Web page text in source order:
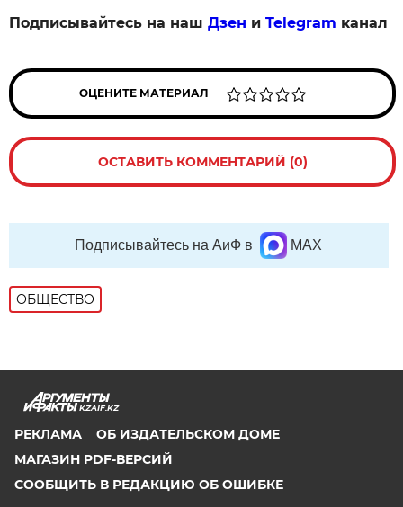
Подписывайтесь на нашДзен иTelegram канал
ОЦЕНИТЕ МАТЕРИАЛ
ОСТАВИТЬ КОММЕНТАРИЙ (0)
Подписывайтесь на АиФ в MAX
ОБЩЕСТВО
KZAIF.KZ
РЕКЛАМА
ОБ ИЗДАТЕЛЬСКОМ ДОМЕ
МАГАЗИН PDF-ВЕРСИЙ
СООБЩИТЬ В РЕДАКЦИЮ ОБ ОШИБКЕ